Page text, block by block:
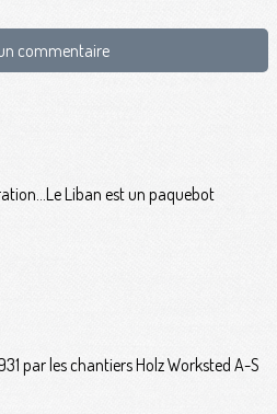
commentaire
Liban est un paquebot
par les chantiers Holz Worksted A-S